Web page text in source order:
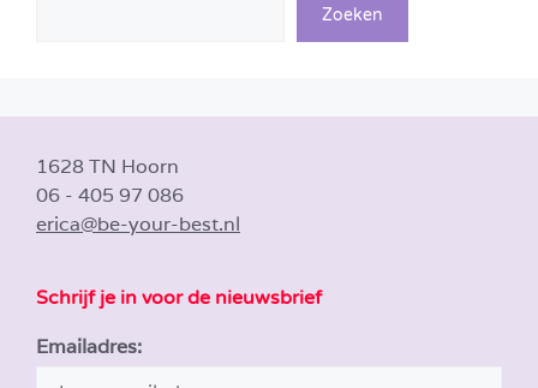
Zoeken
1628 TN Hoorn
06 - 405 97 086
erica@be-your-best.nl
Schrijf je in voor de nieuwsbrief
Emailadres: